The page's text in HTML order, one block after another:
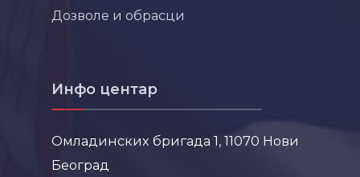
Дозволе и обрасци
Инфо центар
Омладинских бригада 1, 11070 Нови
Београд